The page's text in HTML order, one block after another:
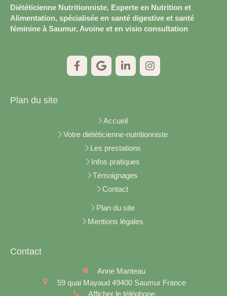
Diététicienne Nutritionniste, Experte en Nutrition et
Alimentation, spécialisée en santé digestive et santé
féminine à Saumur, Avoine et en visio consultation
Plan du site
Accueil
Votre diététicienne-nutritionniste
Les prestations
Infos pratiques
Témoignages
Contact
Plan du site
Mentions légales
Contact
Anne Manteau
59 quai Mayaud 49400 Saumur France
Afficher le téléphone